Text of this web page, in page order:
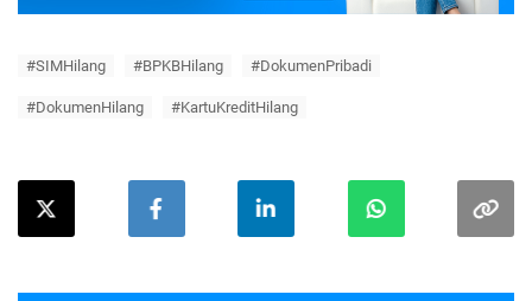
#SIMHilang #BPKBHilang #DokumenPribadi
#DokumenHilang #KartuKreditHilang